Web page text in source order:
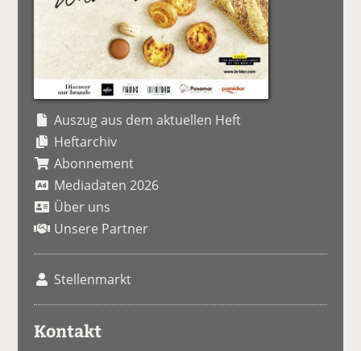
Auszug aus dem aktuellen Heft
Heftarchiv
Abonnement
Mediadaten 2026
Über uns
Unsere Partner
Stellenmarkt
Kontakt